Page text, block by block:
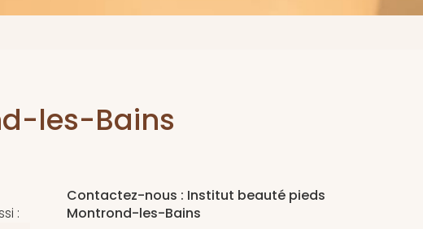
les-Bains
:
Contactez-nous : Institut beauté pieds
Montrond-les-Bains